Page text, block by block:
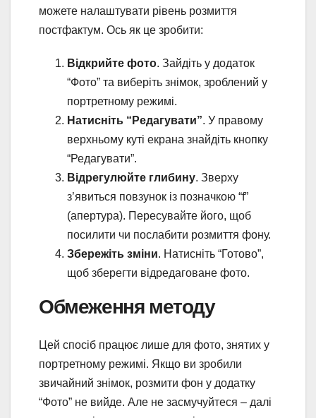
можете налаштувати рівень розмиття
постфактум. Ось як це зробити:
Відкрийте фото. Зайдіть у додаток
“Фото” та виберіть знімок, зроблений у
портретному режимі.
Натисніть “Редагувати”. У правому
верхньому куті екрана знайдіть кнопку
“Редагувати”.
Відрегулюйте глибину. Зверху
з’явиться повзунок із позначкою “f”
(апертура). Пересувайте його, щоб
посилити чи послабити розмиття фону.
Збережіть зміни. Натисніть “Готово”,
щоб зберегти відредаговане фото.
Обмеження методу
Цей спосіб працює лише для фото, знятих у
портретному режимі. Якщо ви зробили
звичайний знімок, розмити фон у додатку
“Фото” не вийде. Але не засмучуйтеся – далі